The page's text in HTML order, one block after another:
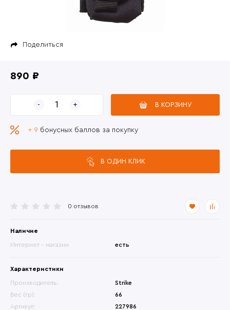
Поделиться
0 отзывов
Наличие
Интернет - магазин есть
Характеристики
Производитель:
Strike
Вес (гр):
66
Артикул:
227986
890 ₽
В КОРЗИНУ
+ 9 бонусных баллов за покупку
В ОДИН КЛИК